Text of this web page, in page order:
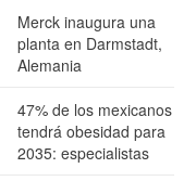
Merck inaugura una
planta en Darmstadt,
Alemania
47% de los mexicanos
tendrá obesidad para
2035: especialistas